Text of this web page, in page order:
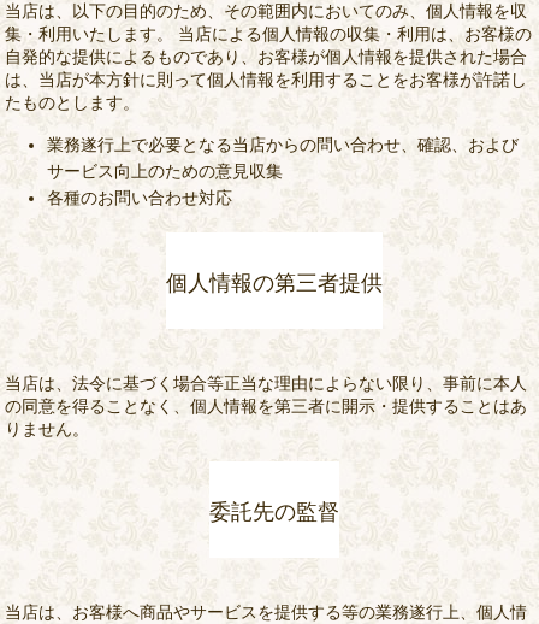
当店は、以下の目的のため、その範囲内においてのみ、個人情報を収
集・利用いたします。 当店による個人情報の収集・利用は、お客様の
自発的な提供によるものであり、お客様が個人情報を提供された場合
は、当店が本方針に則って個人情報を利用することをお客様が許諾し
たものとします。
業務遂行上で必要となる当店からの問い合わせ、確認、および
サービス向上のための意見収集
各種のお問い合わせ対応
個人情報の第三者提供
当店は、法令に基づく場合等正当な理由によらない限り、事前に本人
の同意を得ることなく、個人情報を第三者に開示・提供することはあ
りません。
委託先の監督
当店は、お客様へ商品やサービスを提供する等の業務遂行上、個人情